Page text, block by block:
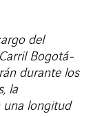
del
Bogotá-
durante los
la
una longitud